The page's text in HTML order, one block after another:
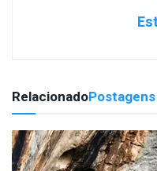
RelacionadoPostagens